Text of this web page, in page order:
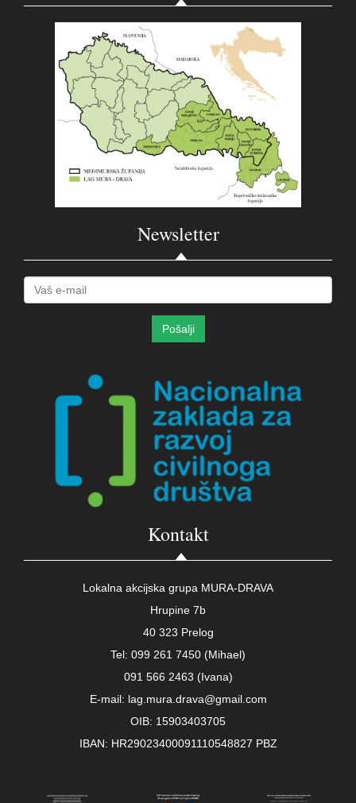
Newsletter
Kontakt
Lokalna akcijska grupa MURA-DRAVA
Hrupine 7b
40 323 Prelog
Tel: 099 261 7450 (Mihael)
091 566 2463 (Ivana)
E-mail: lag.mura.drava@gmail.com
OIB: 15903403705
IBAN: HR29023400091110548827 PBZ